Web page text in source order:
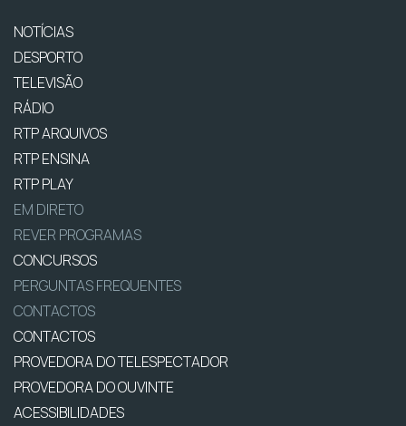
NOTÍCIAS
DESPORTO
TELEVISÃO
RÁDIO
RTP ARQUIVOS
RTP ENSINA
RTP PLAY
EM DIRETO
REVER PROGRAMAS
CONCURSOS
PERGUNTAS FREQUENTES
CONTACTOS
CONTACTOS
PROVEDORA DO TELESPECTADOR
PROVEDORA DO OUVINTE
ACESSIBILIDADES